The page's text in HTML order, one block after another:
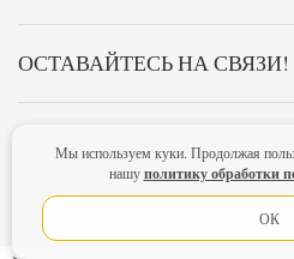
ОСТАВАЙТЕСЬ НА СВЯЗИ!
Главная Политика
Lubimova.com. Все
Мы используем куки. Продолжая
нашуполитику обработки
ОК